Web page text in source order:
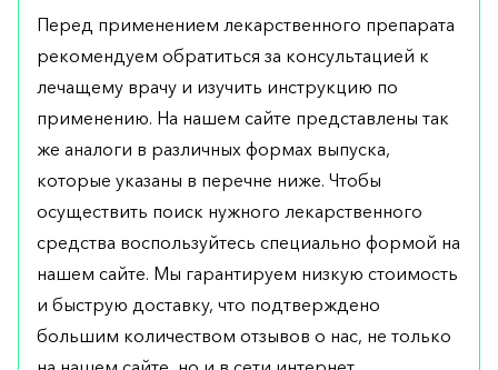
Перед применением лекарственного препарата
рекомендуем обратиться за консультацией к
лечащему врачу и изучить инструкцию по
применению. На нашем сайте представлены так
же аналоги в различных формах выпуска,
которые указаны в перечне ниже. Чтобы
осуществить поиск нужного лекарственного
средства воспользуйтесь специально формой на
нашем сайте. Мы гарантируем низкую стоимость
и быструю доставку, что подтверждено
большим количеством отзывов о нас, не только